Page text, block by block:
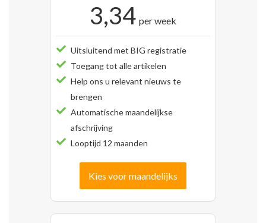
3,34 per week
Uitsluitend met BIG registratie
Toegang tot alle artikelen
Help ons u relevant nieuws te
brengen
Automatische maandelijkse
afschrijving
Looptijd 12 maanden
Kies voor maandelijks